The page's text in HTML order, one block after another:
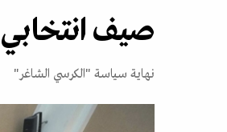
صيف انتخابي
نهاية سياسة "الكرسي الشاغر"